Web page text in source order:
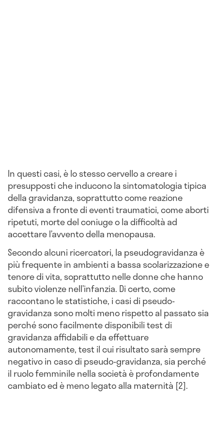
In questi casi, è lo stesso cervello a creare i
presupposti che inducono la sintomatologia tipica
della gravidanza, soprattutto come reazione
difensiva a fronte di eventi traumatici, come aborti
ripetuti, morte del coniuge o la difficoltà ad
accettare l’avvento della menopausa.
Secondo alcuni ricercatori, la pseudogravidanza è
più frequente in ambienti a bassa scolarizzazione e
tenore di vita, soprattutto nelle donne che hanno
subito violenze nell’infanzia. Di certo, come
raccontano le statistiche, i casi di pseudo-
gravidanza sono molti meno rispetto al passato sia
perché sono facilmente disponibili test di
gravidanza affidabili e da effettuare
autonomamente, test il cui risultato sarà sempre
negativo in caso di pseudo-gravidanza, sia perché
il ruolo femminile nella società è profondamente
cambiato ed è meno legato alla maternità [2].